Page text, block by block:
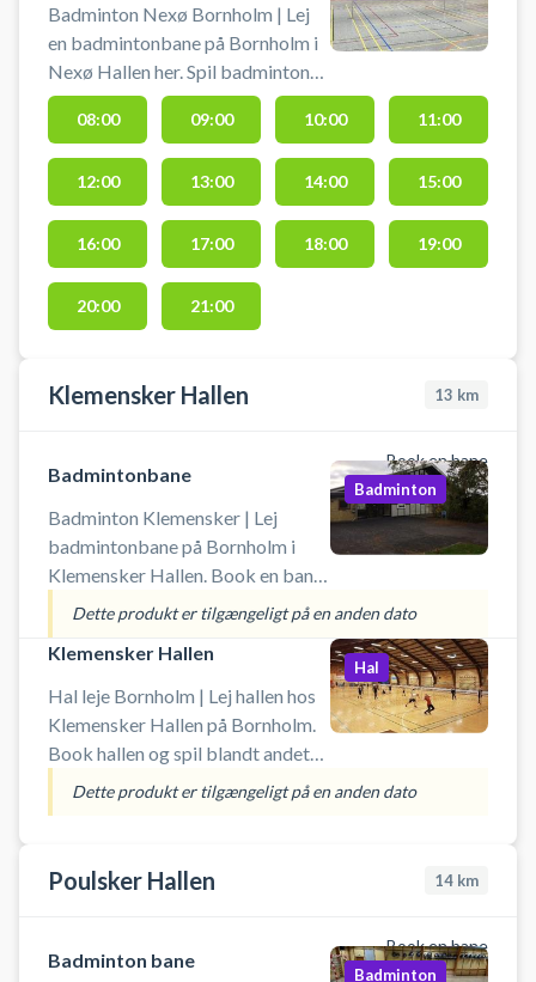
Badminton Nexø Bornholm | Lej
en badmintonbane på Bornholm i
Nexø Hallen her. Spil badminton
på Bornholm på en af
badmintonbanerne i hallen i Nexø.
Medbring selv ketcher og bolde.
Gode parkeringsmuligheder lige
08:00 09:00 10:00 11:00
12:00 13:00 14:00 15:00
16:00 17:00 18:00 19:00
20:00 21:00
Klemensker Hallen 13 km
Book en bane
Badmintonbane
Badminton Klemensker | Lej
badmintonbane på Bornholm i
Klemensker Hallen. Book en bane
og spil badminton på en af
Badminton
Dette produkt er tilgængeligt på en anden dato
Klemensker Hallen
Hal leje Bornholm | Lej hallen hos
Klemensker Hallen på Bornholm.
Book hallen og spil blandt andet
badminton eller pickleball på flere
Der skal selv medbringes udstyr
som ketcher, bat og bolde.
Hal
Dette produkt er tilgængeligt på en anden dato
Poulsker Hallen 14 km
Book en bane
Badminton bane
Badminton